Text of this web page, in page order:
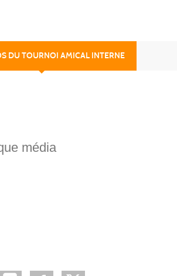
DU TOURNOI AMICAL INTERNE
média